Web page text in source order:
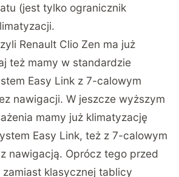
(jest tylko ogranicznik
Renault Clio Zen ma już
też mamy w standardzie
Easy Link z 7-calowym
nawigacji. W jeszcze wyższym
mamy już klimatyzację
Easy Link, też z 7-calowym
nawigacją. Oprócz tego przed
klasycznej tablicy